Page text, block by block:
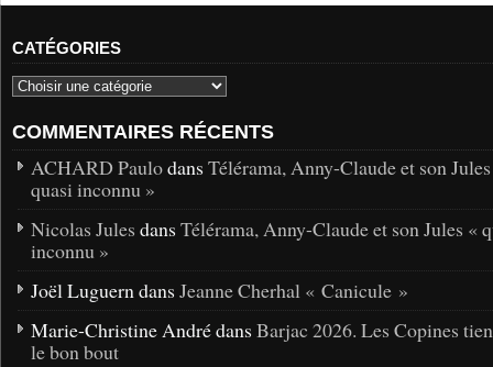
CATÉGORIES
COMMENTAIRES RÉCENTS
ACHARD Paulodans Télérama, Anny-Claude et son
quasi inconnu »
Nicolas Jules dans Télérama, Anny-Claude et son Jules «
inconnu »
Joël Luguern dans Jeanne Cherhal « Canicule »
Marie-Christine André dans Barjac 2026. Les Copines
le bon bout